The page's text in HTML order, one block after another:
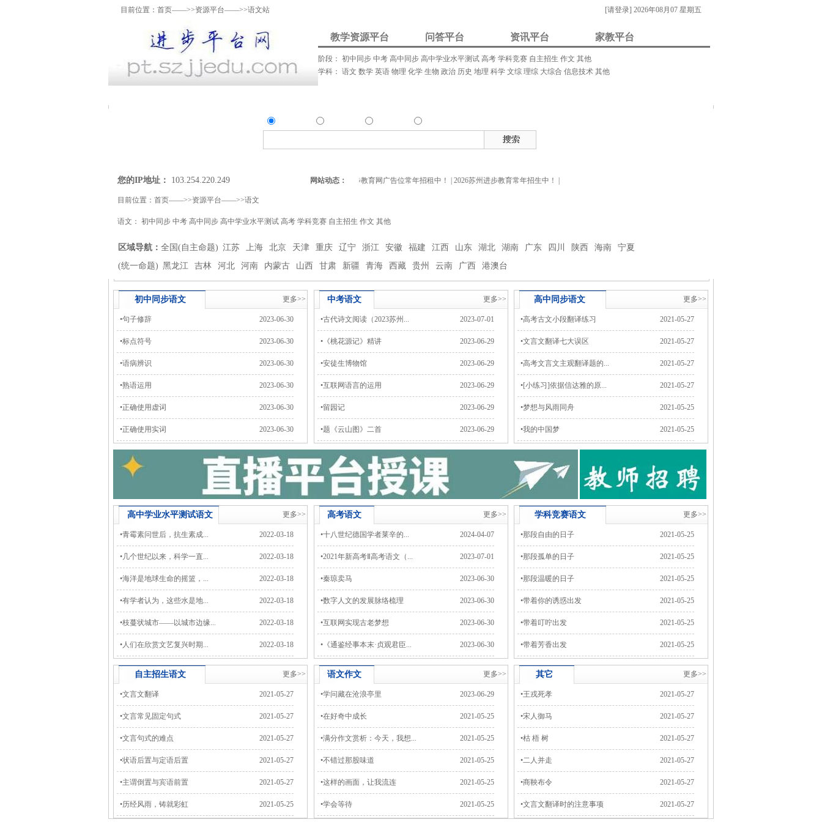
目前位置： 首页——>>资源平台——>>语文站 [请登录] 2026年08月07 星期五
教学资源平台 问答平台 资讯平台 家教平台
阶段： 初中同步 中考 高中同步 高中学业水平测试 高考 学科竞赛 自主招生 作文 其他
学科： 语文 数学 英语 物理 化学 生物 政治 历史 地理 科学 文综 理综 大综合 信息技术 其他
您的IP地址： 103.254.220.249 网站动态：进步教育网广告位常年招租中！ | 2026苏州进步教育常年招生中！ |
目前位置： 首页——>>资源平台——>>语文
语文 ： 初中同步 中考 高中同步 高中学业水平测试 高考 学科竞赛 自主招生 作文 其他
区域导航： 全国(自主命题) 江苏 上海 北京 天津 重庆 辽宁 浙江 安徽 福建 江西 山东 湖北 湖南 广东 四川 陕西 海南
宁夏
(统一命题) 黑龙江 吉林 河北 河南 内蒙古 山西 甘肃 新疆 青海 西藏 贵州 云南 广西 港澳台
初中同步语文 更多>>
2023-06-30
•句子修辞
2023-06-30
•标点符号
2023-06-30
•语病辨识
2023-06-30
•熟语运用
2023-06-30
•正确使用虚词
2023-06-30
•正确使用实词
中考语文 更多>>
2023-07-01
•古代诗文阅读（2023苏州...
2023-06-29
• 《桃花源记》精讲
2023-06-29
•安徒生博物馆
2023-06-29
•互联网语言的运用
2023-06-29
•留园记
2023-06-29
•题《云山图》二首
高中同步语文 更多>>
2021-05-27
•高考古文小段翻译练习
2021-05-27
•文言文翻译七大误区
2021-05-27
•高考文言文主观翻译题的...
2021-05-27
•[小练习]依据信达雅的原...
2021-05-25
•梦想与风雨同舟
2021-05-25
•我的中国梦
高中学业水平测试语文 更多>>
2022-03-18
•青霉素问世后，抗生素成...
2022-03-18
•几个世纪以来，科学一直...
2022-03-18
•海洋是地球生命的摇篮，...
2022-03-18
•有学者认为，这些水是地...
2022-03-18
•枝蔓状城市——以城市边缘...
2022-03-18
•人们在欣赏文艺复兴时期...
高考语文 更多>>
2024-04-07
•十八世纪德国学者莱辛的...
2023-07-01
•2021年新高考Ⅱ高考语文（...
2023-06-30
•秦琼卖马
2023-06-30
•数字人文的发展脉络梳理
2023-06-30
•互联网实现古老梦想
2023-06-30
• 《通鉴经事本末·贞观君臣...
学科竞赛语文 更多>>
2021-05-25
•那段自由的日子
2021-05-25
•那段孤单的日子
2021-05-25
•那段温暖的日子
2021-05-25
•带着你的诱惑出发
2021-05-25
•带着叮咛出发
2021-05-25
•带着芳香出发
自主招生语文 更多>>
2021-05-27
•文言文翻译
2021-05-27
•文言常见固定句式
2021-05-27
•文言句式的难点
2021-05-27
•状语后置与定语后置
2021-05-27
•主谓倒置与宾语前置
2021-05-25
•历经风雨，铸就彩虹
语文作文 更多>>
2023-06-29
•学问藏在沧浪亭里
2021-05-25
•在好奇中成长
2021-05-25
•满分作文赏析：今天，我想...
2021-05-25
•不错过那股味道
2021-05-25
•这样的画面，让我流连
2021-05-25
•学会等待
其它 更多>>
2021-05-27
•王戎死孝
2021-05-27
•宋人御马
2021-05-27
•枯 梧 树
2021-05-27
•二人并走
2021-05-27
•商鞅布令
2021-05-27
•文言文翻译时的注意事项